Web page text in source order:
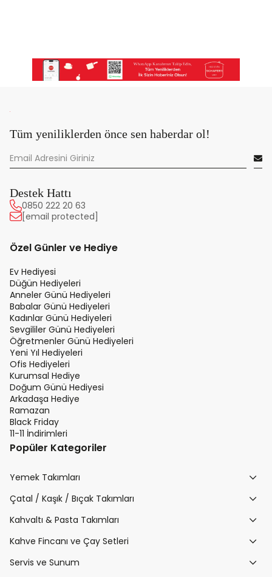
Tüm yeniliklerden önce sen haberdar ol!
Destek Hattı
0850 222 20 63
[email protected]
Özel Günler ve Hediye
Ev Hediyesi
Düğün Hediyeleri
Anneler Günü Hediyeleri
Babalar Günü Hediyeleri
Kadınlar Günü Hediyeleri
Sevgililer Günü Hediyeleri
Öğretmenler Günü Hediyeleri
Yeni Yıl Hediyeleri
Ofis Hediyeleri
Kurumsal Hediye
Doğum Günü Hediyesi
Arkadaşa Hediye
Ramazan
Black Friday
11-11 İndirimleri
Popüler Kategoriler
Yemek Takımları
Çatal / Kaşık / Bıçak Takımları
Kahvaltı & Pasta Takımları
Kahve Fincanı ve Çay Setleri
Servis ve Sunum